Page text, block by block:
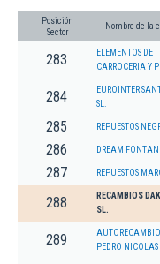
Posición
Sector
Nombre de la
283
ELEMENTOS DE
CARROCERIA Y
284
EUROINTER
SL.
285 REPUESTOS
286 DREAM
287 REPUESTOS
288
RECAMBIOS
SL.
289
PEDRO NICOLAS